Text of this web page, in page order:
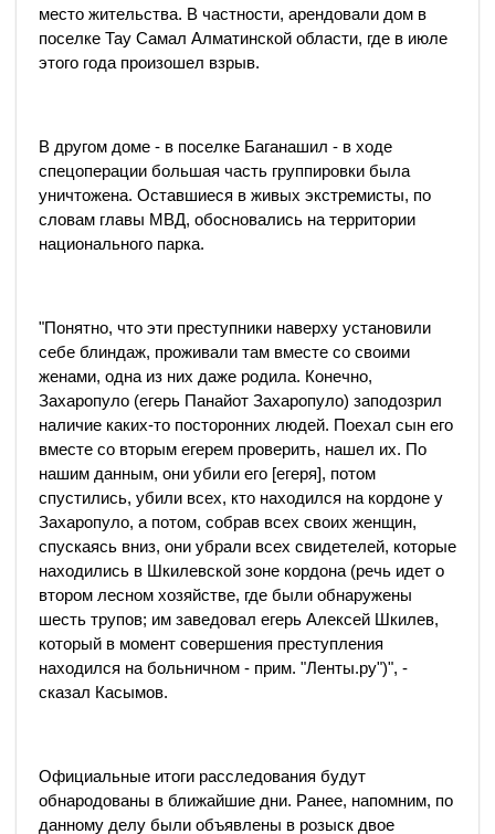
место жительства. В частности, арендовали дом в
поселке Тау Самал Алматинской области, где в июле
этого года произошел взрыв.
В другом доме - в поселке Баганашил - в ходе
спецоперации большая часть группировки была
уничтожена. Оставшиеся в живых экстремисты, по
словам главы МВД, обосновались на территории
национального парка.
"Понятно, что эти преступники наверху установили
себе блиндаж, проживали там вместе со своими
женами, одна из них даже родила. Конечно,
Захаропуло (егерь Панайот Захаропуло) заподозрил
наличие каких-то посторонних людей. Поехал сын его
вместе со вторым егерем проверить, нашел их. По
нашим данным, они убили его [егеря], потом
спустились, убили всех, кто находился на кордоне у
Захаропуло, а потом, собрав всех своих женщин,
спускаясь вниз, они убрали всех свидетелей, которые
находились в Шкилевской зоне кордона (речь идет о
втором лесном хозяйстве, где были обнаружены
шесть трупов; им заведовал егерь Алексей Шкилев,
который в момент совершения преступления
находился на больничном - прим. "Ленты.ру")", -
сказал Касымов.
Официальные итоги расследования будут
обнародованы в ближайшие дни. Ранее, напомним, по
данному делу были объявлены в розыск двое